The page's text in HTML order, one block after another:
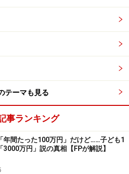
持ちを受け止める。これを飛ばし
供がご飯を食べたくないとぐず
たいたり、体をそらせてまで嫌
は、どう対応したらよいでしょ
が嫌かなどを聞いて、気持ちを
テーマも見る
事ランキング
年間たった100万円」だけど……子ども1
3000万円」説の真相【FPが解説】